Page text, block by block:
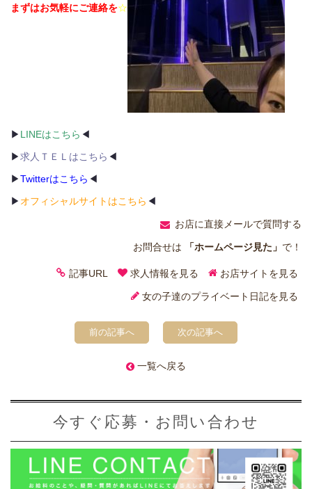
まずはお気軽にご連絡を☆
▶ LINEはこちら ◀
▶求人ＴＥＬはこちら ◀
▶Twitterはこちら ◀
▶ オフィシャルサイトはこちら ◀
お店に直接メールで質問する
お問合せは
「ホームページ見た」 で！
記事URL 求人情報を見る お店サイトを見る
女の子達のプライベート日記を見る
前の記事へ 次の記事へ
一覧へ戻る
今すぐ応募・お問い合わせ